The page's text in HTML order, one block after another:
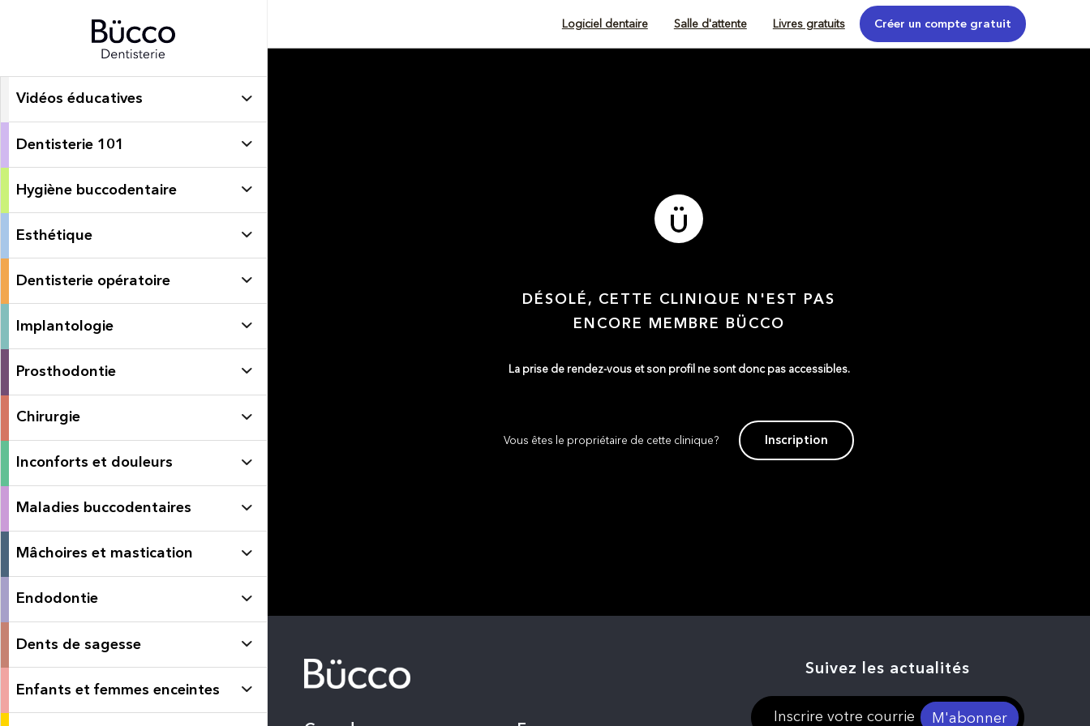
Logiciel dentaire Salle d'attente Livres gratuits Créer un compte gratuit
Vidéos éducatives
Dentisterie 101
Hygiène buccodentaire
Esthétique
Dentisterie opératoire
Implantologie
Prosthodontie
Chirurgie
Inconforts et douleurs
Maladies buccodentaires
Mâchoires et mastication
Endodontie
Dents de sagesse
Enfants et femmes enceintes
DÉSOLÉ, CETTE CLINIQUE N'EST PAS
ENCORE MEMBRE BÜCCO
La prise de rendez-vous et son profil ne sont donc pas accessibles.
Vous êtes le propriétaire de cette clinique? Inscription
Suivez les actualités
M'abonner